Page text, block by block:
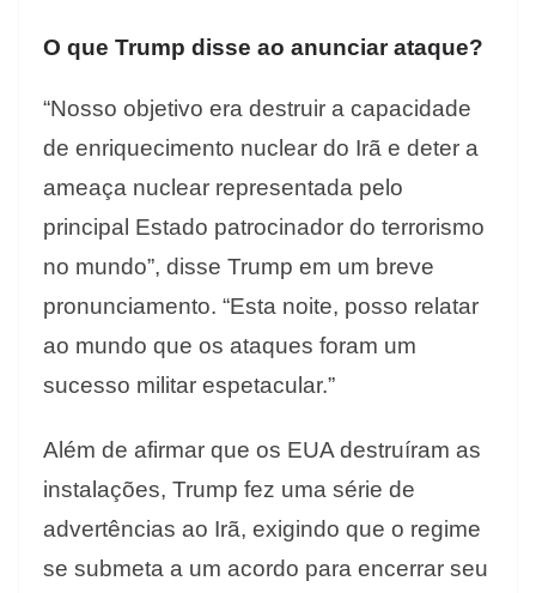
O que Trump disse ao anunciar ataque?
“Nosso objetivo era destruir a capacidade
de enriquecimento nuclear do Irã e deter a
ameaça nuclear representada pelo
principal Estado patrocinador do terrorismo
no mundo”, disse Trump em um breve
pronunciamento. “Esta noite, posso relatar
ao mundo que os ataques foram um
sucesso militar espetacular.”
Além de afirmar que os EUA destruíram as
instalações, Trump fez uma série de
advertências ao Irã, exigindo que o regime
se submeta a um acordo para encerrar seu